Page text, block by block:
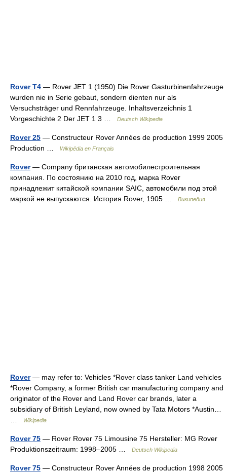
Rover T4 — Rover JET 1 (1950) Die Rover Gasturbinenfahrzeuge
wurden nie in Serie gebaut, sondern dienten nur als
Versuchsträger und Rennfahrzeuge. Inhaltsverzeichnis 1
Vorgeschichte 2 Der JET 1 3 …
Deutsch Wikipedia
Rover 25 — Constructeur Rover Années de production 1999 2005
Production …
Wikipédia en Français
Rover— Company британская автомобилестроительная
компания. По состоянию на 2010 год, марка Rover
принадлежит китайской компании SAIC, автомобили под этой
маркой не выпускаются. История Rover, 1905 …
Википедия
Rover— may refer to: Vehicles *Rover class tanker Land vehicles
*Rover Company, a former British car manufacturing company and
originator of the Rover and Land Rover car brands, later a
subsidiary of British Leyland, now owned by Tata Motors *Austin…
Wikipedia
Rover 75 — Rover Rover 75 Limousine 75 Hersteller: MG Rover
Produktionszeitraum: 1998–2005 …
Deutsch Wikipedia
Rover 75 — Constructeur Rover Années de production 1998 2005